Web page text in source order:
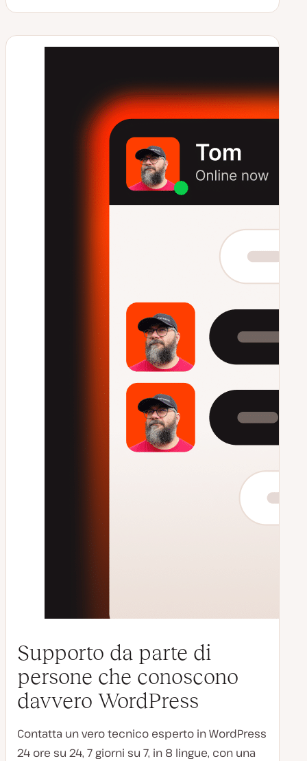
Supporto da parte di
persone che conoscono
davvero WordPress
Contatta un vero tecnico esperto in WordPress
24 ore su 24, 7 giorni su 7, in 8 lingue, con una